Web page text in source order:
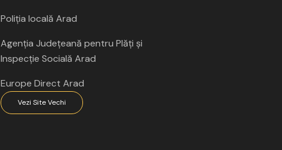
Poliția locală Arad
Agenția Județeană pentru Plăți și
Inspecție Socială Arad
Europe Direct Arad
Vezi Site Vechi